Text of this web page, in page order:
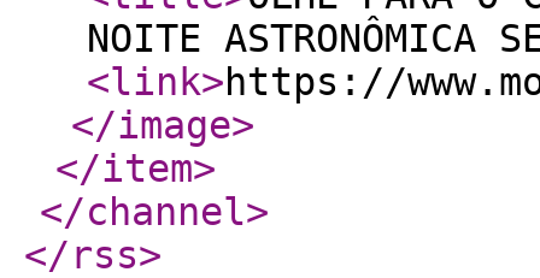
NOITE ASTRONÔMICA
<link>https://
</image>
</item>
</channel>
</rss>